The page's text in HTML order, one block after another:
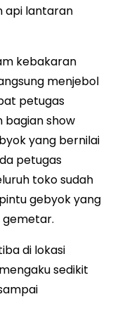
api lantaran
kebakaran
menjebol
petugas
bagian show
yang bernilai
petugas
toko sudah
gebyok yang
gemetar.
di lokasi
sedikit